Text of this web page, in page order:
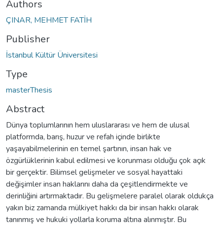
Authors
ÇINAR, MEHMET FATİH
Publisher
İstanbul Kültür Üniversitesi
Type
masterThesis
Abstract
Dünya toplumlarının hem uluslararası ve hem de ulusal
platformda, barış, huzur ve refah içinde birlikte
yaşayabilmelerinin en temel şartının, insan hak ve
özgürlüklerinin kabul edilmesi ve korunması olduğu çok açık
bir gerçektir. Bilimsel gelişmeler ve sosyal hayattaki
değişimler insan haklarını daha da çeşitlendirmekte ve
derinliğini artırmaktadır. Bu gelişmelere paralel olarak oldukça
yakın biz zamanda mülkiyet hakkı da bir insan hakkı olarak
tanınmış ve hukuki yollarla koruma altına alınmıştır. Bu